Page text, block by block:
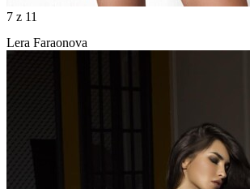
7 z 11
Lera Faraonova